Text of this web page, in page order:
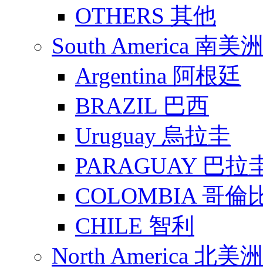
OTHERS 其他
South America 南美洲
Argentina 阿根廷
BRAZIL 巴西
Uruguay 烏拉圭
PARAGUAY 巴拉
COLOMBIA 哥倫
CHILE 智利
North America 北美洲